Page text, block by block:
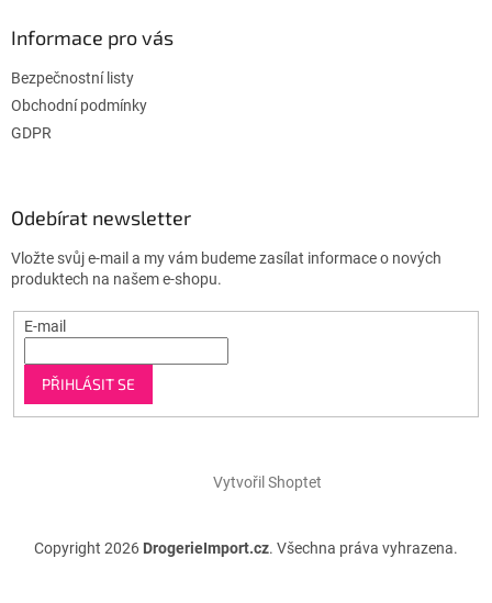
Informace pro vás
Bezpečnostní listy
Obchodní podmínky
GDPR
Odebírat newsletter
Vložte svůj e-mail a my vám budeme zasílat informace o nových
produktech na našem e-shopu.
E-mail
PŘIHLÁSIT SE
Vytvořil Shoptet
Copyright 2026 DrogerieImport.cz. Všechna práva vyhrazena.